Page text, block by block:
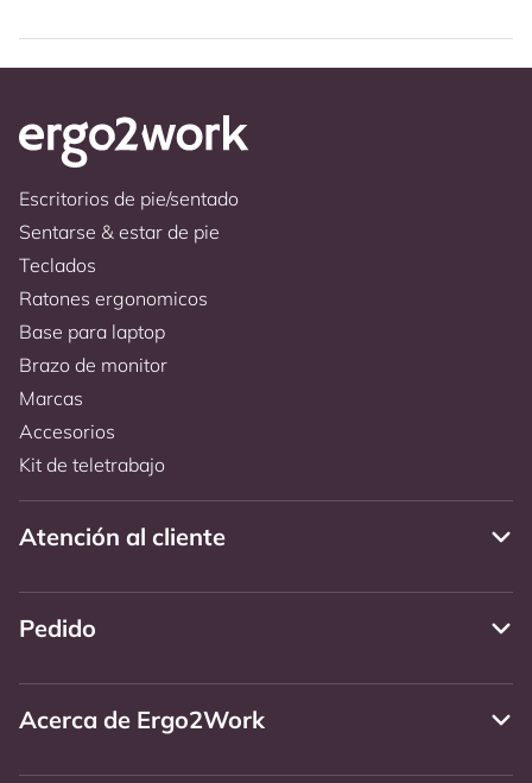
Escritorios de pie/sentado
Sentarse & estar de pie
Teclados
Ratones ergonomicos
Base para laptop
Brazo de monitor
Marcas
Accesorios
Kit de teletrabajo
Atención al cliente
Pedido
Acerca de Ergo2Work